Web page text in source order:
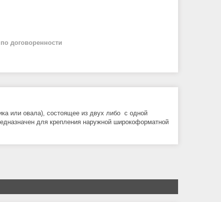
по договоренности
или овала), состоящее из двух либо с одной
для крепления наружной широкоформатной